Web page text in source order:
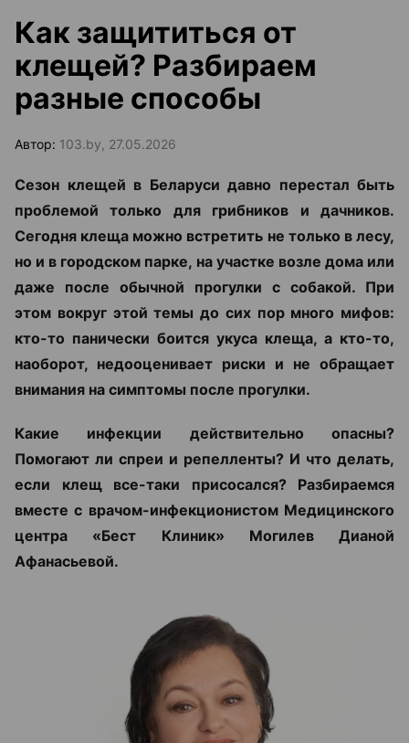
Как защититься от
клещей? Разбираем
разные способы
Автор: 103.by, 27.05.2026
Сезон клещей в Беларуси давно перестал быть
проблемой только для грибников и дачников.
Сегодня клеща можно встретить не только в лесу,
но и в городском парке, на участке возле дома или
даже после обычной прогулки с собакой. При
этом вокруг этой темы до сих пор много мифов:
кто-то панически боится укуса клеща, а кто-то,
наоборот, недооценивает риски и не обращает
внимания на симптомы после прогулки.
Какие инфекции действительно опасны?
Помогают ли спреи и репелленты? И что делать,
если клещ все-таки присосался? Разбираемся
вместе с врачом-инфекционистом Медицинского
центра «Бест Клиник» Могилев Дианой
Афанасьевой.